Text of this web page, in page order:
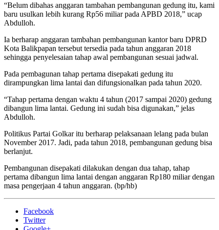
“Belum dibahas anggaran tambahan pembangunan gedung itu, kami
baru usulkan lebih kurang Rp56 miliar pada APBD 2018,” ucap
Abdulloh.
Ia berharap anggaran tambahan pembangunan kantor baru DPRD
Kota Balikpapan tersebut tersedia pada tahun anggaran 2018
sehingga penyelesaian tahap awal pembangunan sesuai jadwal.
Pada pembagunan tahap pertama disepakati gedung itu
dirampungkan lima lantai dan difungsionalkan pada tahun 2020.
“Tahap pertama dengan waktu 4 tahun (2017 sampai 2020) gedung
dibangun lima lantai. Gedung ini sudah bisa digunakan,” jelas
Abdulloh.
Politikus Partai Golkar itu berharap pelaksanaan lelang pada bulan
November 2017. Jadi, pada tahun 2018, pembangunan gedung bisa
berlanjut.
Pembangunan disepakati dilakukan dengan dua tahap, tahap
pertama dibangun lima lantai dengan anggaran Rp180 miliar dengan
masa pengerjaan 4 tahun anggaran. (bp/hb)
Facebook
Twitter